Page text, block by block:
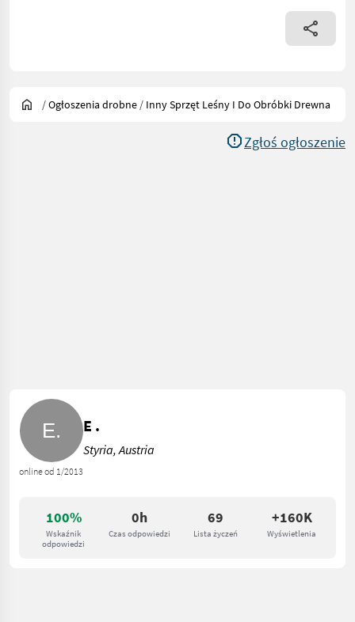
/Ogłoszenia drobne / Inny Sprzęt Leśny I Do Obróbki Drewna
Zgłoś ogłoszenie
100%
Wskaźnik
odpowiedzi
0h
Czas odpowiedzi
69
Lista życzeń
+160K
Wyświetlenia
online od 1/2013
E .
Styria, Austria